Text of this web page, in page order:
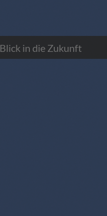
Blick in die Zukunft